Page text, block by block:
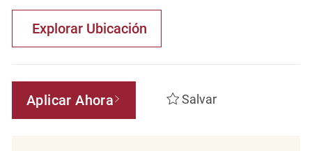
Explorar Ubicación
Aplicar Ahora Salvar